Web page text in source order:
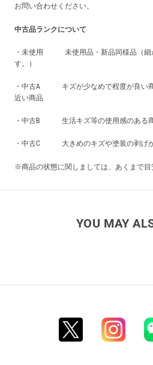
お問い合わせください。
中古品ランクについて
・未使用 未使用品・新品同様品（細
す。）
・中古A キズが少なめで程度が良い商
近い商品
・中古B 生活キズ等の使用感のある
・中古C 大きめのキズや塗装の剥げ
※商品の状態に関しましては、あくまで目
YOU MAY